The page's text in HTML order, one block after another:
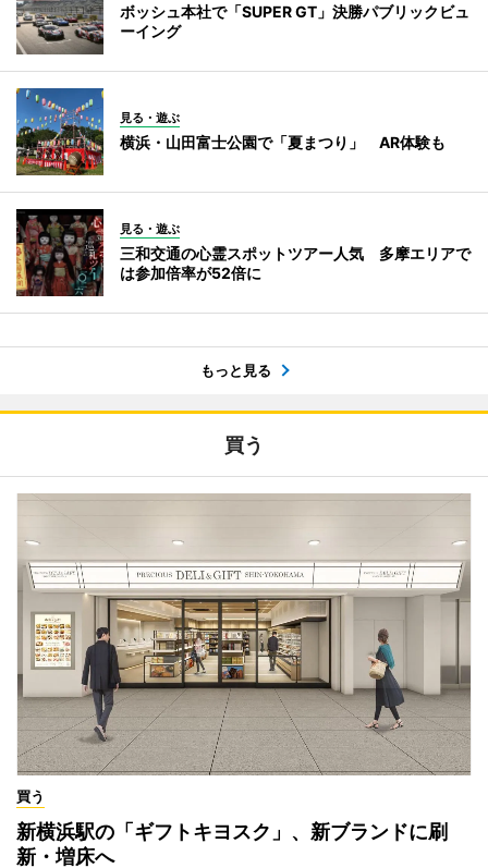
ボッシュ本社で「SUPER GT」決勝パブリックビュ
ーイング
見る・遊ぶ
横浜・山田富士公園で「夏まつり」 AR体験も
見る・遊ぶ
三和交通の心霊スポットツアー人気 多摩エリアで
は参加倍率が52倍に
もっと見る
買う
買う
新横浜駅の「ギフトキヨスク」、新ブランドに刷
新・増床へ